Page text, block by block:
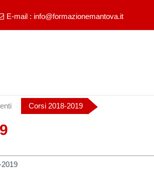
E-mail : info@formazionemantova.it
Corsi 2018-2019